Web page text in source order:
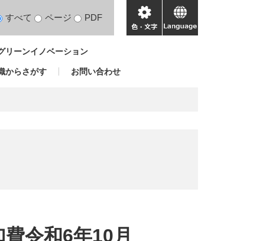
対
すべて ページ PDF
色・
文
language
リーンイノベーション
からさがす お問い合わせ
令和6年10月